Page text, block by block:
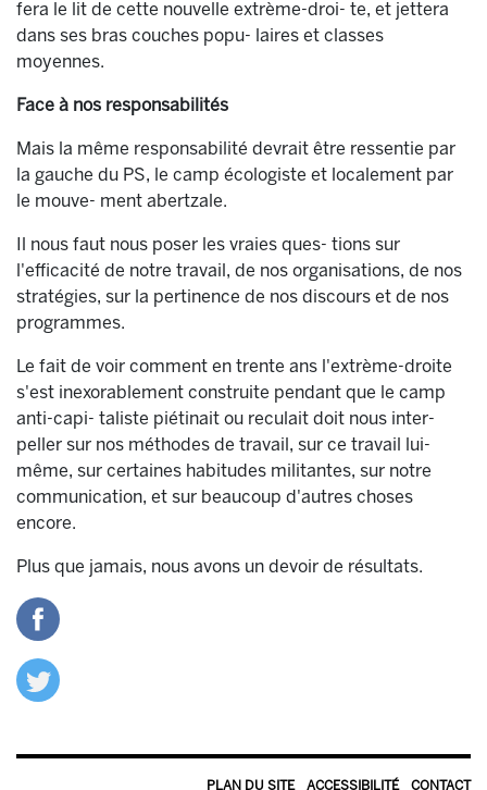
fera le lit de cette nouvelle extrème-droi- te, et jettera
dans ses bras couches popu- laires et classes
moyennes.
Face à nos responsabilités
Mais la même responsabilité devrait être ressentie par
la gauche du PS, le camp écologiste et localement par
le mouve- ment abertzale.
Il nous faut nous poser les vraies ques- tions sur
l'efficacité de notre travail, de nos organisations, de nos
stratégies, sur la pertinence de nos discours et de nos
programmes.
Le fait de voir comment en trente ans l'extrème-droite
s'est inexorablement construite pendant que le camp
anti-capi- taliste piétinait ou reculait doit nous inter-
peller sur nos méthodes de travail, sur ce travail lui-
même, sur certaines habitudes militantes, sur notre
communication, et sur beaucoup d'autres choses
encore.
Plus que jamais, nous avons un devoir de résultats.
PLAN DU SITE ACCESSIBILITÉ CONTACT